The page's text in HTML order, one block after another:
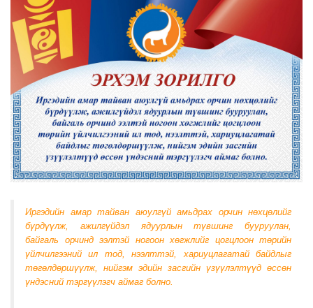
Иргэдийн амар тайван аюулгүй амьдрах орчин нөхцөлийг
бүрдүүлж, ажилгүйдэл ядуурлын түвшинг бууруулан,
байгаль орчинд ээлтэй ногоон хөгжлийг цогцлоон төрийн
үйлчилгээний ил тод, нээлттэй, хариуцлагатай байдлыг
төгөлдөршүүлж, нийгэм эдийн засгийн үзүүлэлтүүд өссөн
үндэсний тэргүүлэгч аймаг болно.